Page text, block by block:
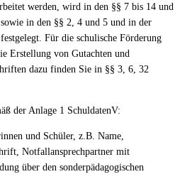
werden, wird in den §§ 7 bis 14 und
in den §§ 2, 4 und 5 und in der
Für die schulische Förderung
Erstellung von Gutachten und
dazu finden Sie in §§ 3, 6, 32
der Anlage 1 SchuldatenV:
und Schüler, z.B. Name,
Notfallansprechpartner mit
über den sonderpädagogischen